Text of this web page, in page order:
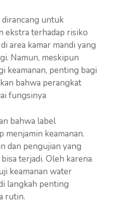
dirancang untuk
ekstra terhadap risiko
area kamar mandi yang
Namun, meskipun
keamanan, penting bagi
bahwa perangkat
fungsinya
bahwa label
menjamin keamanan.
dan pengujian yang
terjadi. Oleh karena
keamanan water
langkah penting
rutin.